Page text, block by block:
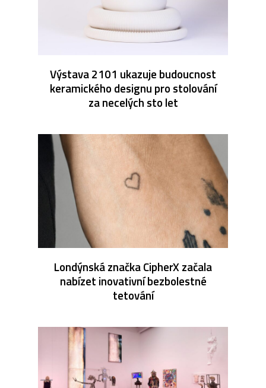
Výstava 2101 ukazuje budoucnost
keramického designu pro stolování
za necelých sto let
Londýnská značka CipherX začala
nabízet inovativní bezbolestné
tetování